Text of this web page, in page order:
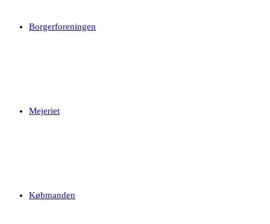
Borgerforeningen
Mejeriet
Købmanden